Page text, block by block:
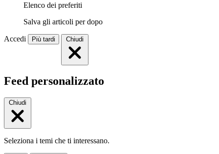
Elenco dei preferiti
Salva gli articoli per dopo
Accedi Più tardi Chiudi
Feed personalizzato
Chiudi
Seleziona i temi che ti interessano.